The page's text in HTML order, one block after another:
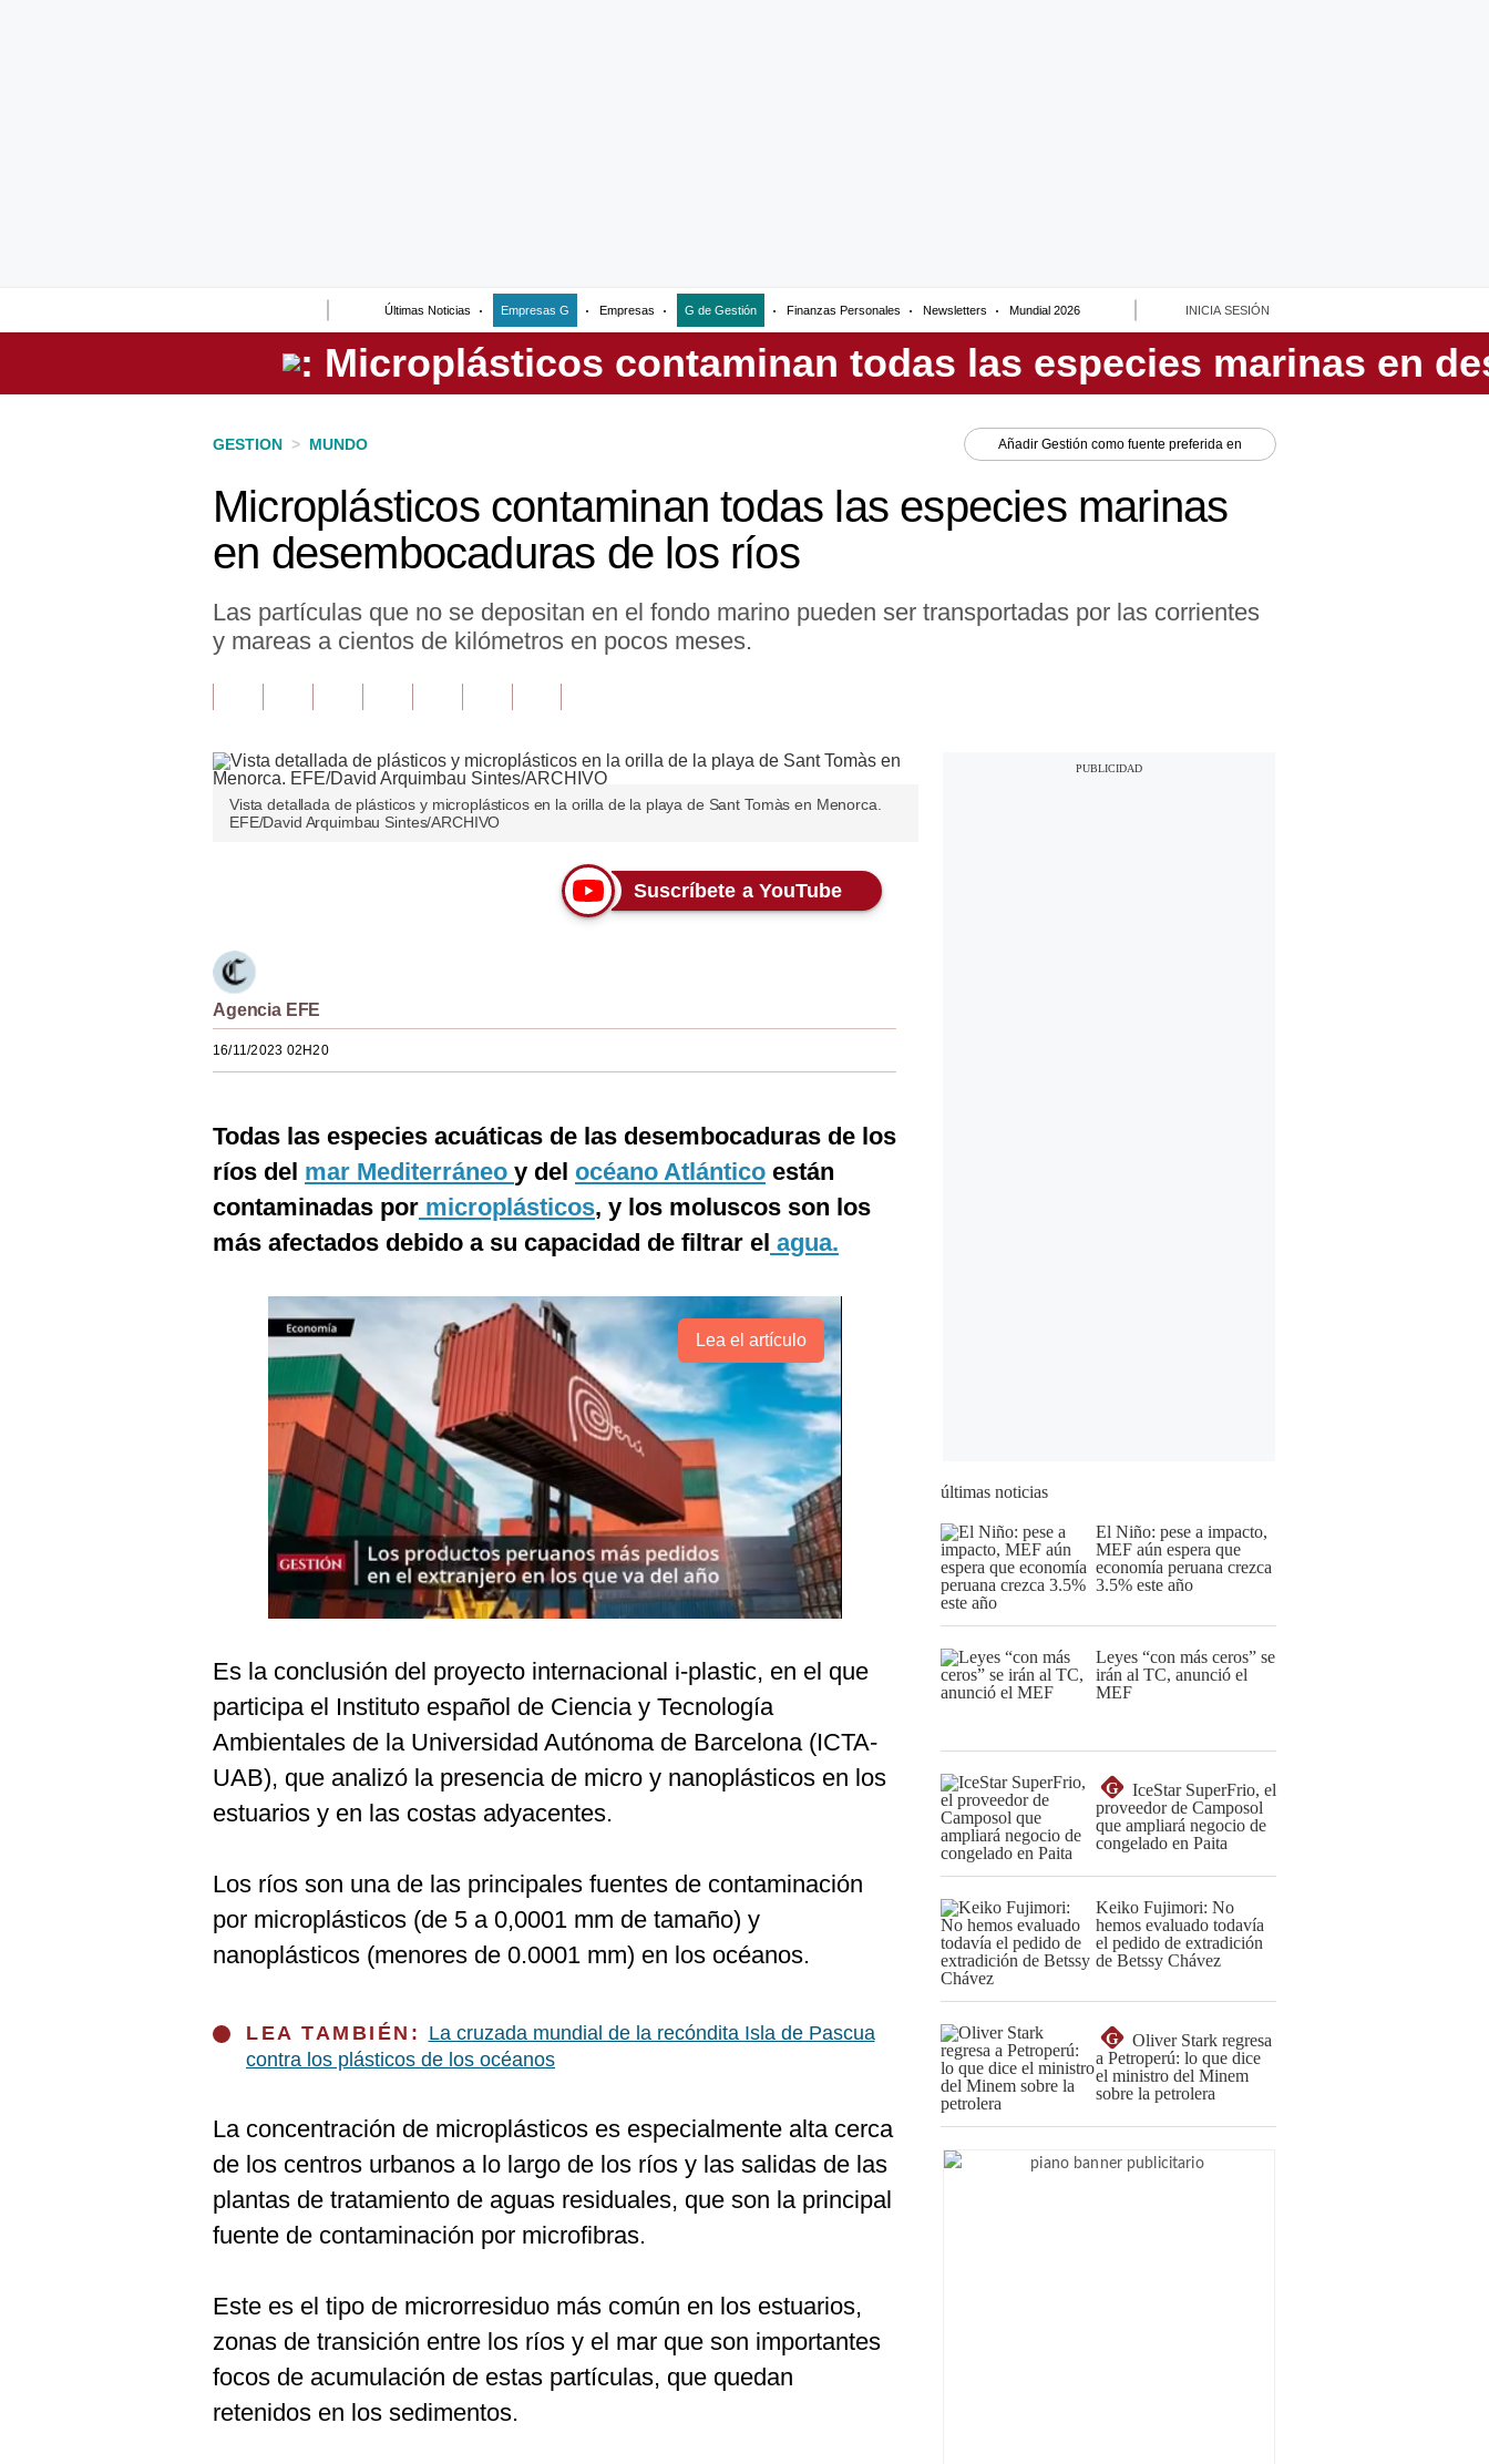
Últimas Noticias Empresas G Empresas G de Gestión Finanzas Personales Newsletters Mundial 2026 INICIA SESIÓN
Perú
GESTION > MUNDO Añadir Gestión como fuente preferida en
Microplásticos contaminan todas las especies marinas
en desembocaduras de los ríos
Las partículas que no se depositan en el fondo marino pueden ser transportadas por las corrientes
y mareas a cientos de kilómetros en pocos meses.
Vista detallada de plásticos y microplásticos en la orilla de la playa de Sant Tomàs en Menorca.
EFE/David Arquimbau Sintes/ARCHIVO
Suscríbete a YouTube
Agencia EFE
16/11/2023 02H20
Todas las especies acuáticas de las desembocaduras de los
ríos del mar Mediterráneo y del océano Atlántico están
contaminadas por microplásticos, y los moluscos son los
más afectados debido a su capacidad de filtrar el agua.
Lea el artículo
Es la conclusión del proyecto internacional i-plastic, en el que
participa el Instituto español de Ciencia y Tecnología
Ambientales de la Universidad Autónoma de Barcelona (ICTA-
UAB), que analizó la presencia de micro y nanoplásticos en los
estuarios y en las costas adyacentes.
Los ríos son una de las principales fuentes de contaminación
por microplásticos (de 5 a 0,0001 mm de tamaño) y
nanoplásticos (menores de 0.0001 mm) en los océanos.
LEA TAMBIÉN: La cruzada mundial de la recóndita Isla de Pascua
contra los plásticos de los océanos
La concentración de microplásticos es especialmente alta cerca
de los centros urbanos a lo largo de los ríos y las salidas de las
plantas de tratamiento de aguas residuales, que son la principal
fuente de contaminación por microfibras.
Este es el tipo de microrresiduo más común en los estuarios,
zonas de transición entre los ríos y el mar que son importantes
focos de acumulación de estas partículas, que quedan
retenidos en los sedimentos.
últimas noticias
El Niño: pese a impacto,
MEF aún espera que
economía peruana crezca
3.5% este año
Leyes “con más ceros” se
irán al TC, anunció el
MEF
G
IceStar SuperFrio, el
proveedor de Camposol
que ampliará negocio de
congelado en Paita
Keiko Fujimori: No
hemos evaluado todavía
el pedido de extradición
de Betssy Chávez
G
Oliver Stark regresa
a Petroperú: lo que dice
el ministro del Minem
sobre la petrolera